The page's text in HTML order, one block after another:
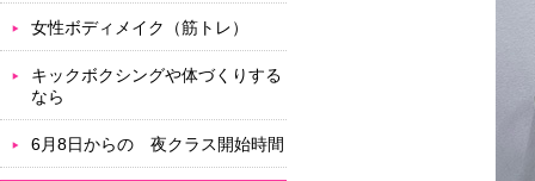
女性ボディメイク（筋トレ）
キックボクシングや体づくりする
なら
6月8日からの 夜クラス開始時間